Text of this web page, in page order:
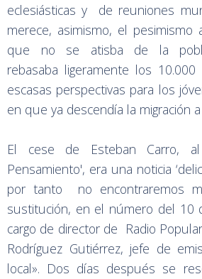
eclesiásticas y de reuniones
merece, asimismo, el pesimismo
que no se atisba de la
rebasaba ligeramente los
escasas perspectivas para los
en que ya descendía la migración
El cese de Esteban Carro,
Pensamiento', era una noticia
por tanto no encontraremos
sustitución, en el número del 10
cargo de director de Radio
Rodríguez Gutiérrez, jefe de
local». Dos días después se